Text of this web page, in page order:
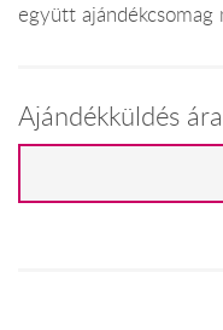
együtt
Ajándékküldés ára